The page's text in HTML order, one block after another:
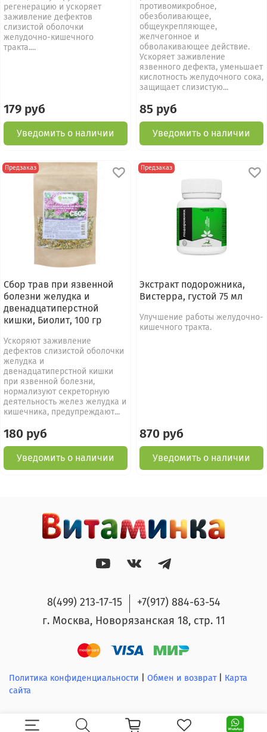
регенерацию и ускоряет
заживление дефектов
слизистой оболочки
желудочно-кишечного
тракта....
179 руб
Уведомить о наличии
противомикробное,
обезболивающее,
общеукрепляющее,
желчегонное и
обволакивающее действие.
Ускоряет заживление
язвенного дефекта, уменьшает
кислотность желудочного сока,
защищает слизистую...
85 руб
Уведомить о наличии
Предзаказ
Сбор трав при язвенной
болезни желудка и
двенадцатиперстной
кишки, Биолит, 100 гр
Ускоряют заживление
дефектов слизистой оболочки
желудка и
двенадцатиперстной кишки
при язвенной болезни,
нормализуют секреторную
деятельность желез желудка и
кишечника, предупреждают...
180 руб
Уведомить о наличии
Предзаказ
Экстракт подорожника,
Вистерра, густой 75 мл
Улучшение работы желудочно-
кишечного тракта.
870 руб
Уведомить о наличии
8(499) 213-17-15
+7(917) 884-63-54
г. Москва, Новорязанская 18, стр. 11
Политика конфиденциальности Обмен и возврат
Карта
сайта